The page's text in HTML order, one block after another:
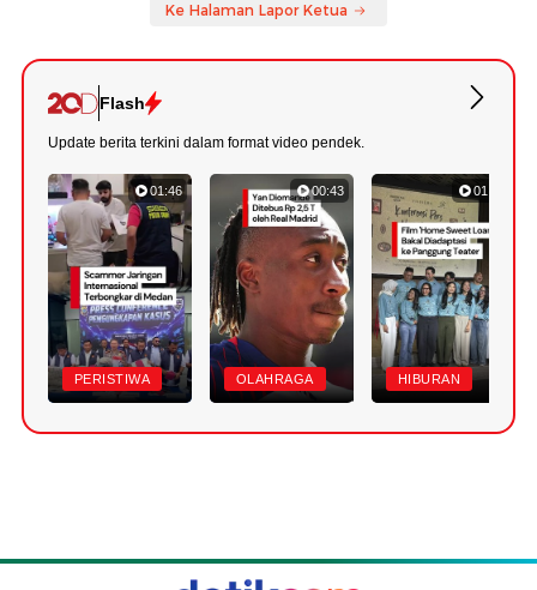
Ke Halaman Lapor Ketua
Flash
Update berita terkini dalam format video pendek.
01:46
PERISTIWA
00:43
OLAHRAGA
01:20
HIBURAN